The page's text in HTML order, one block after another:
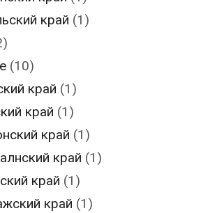
край (1)
(10)
край (1)
край (1)
край (1)
край (1)
край (1)
край (1)